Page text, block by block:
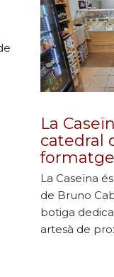
La
catedral
formatge
La Caseïna
de Bruno
botiga
artesà de